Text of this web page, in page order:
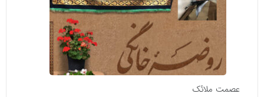
عصمت ملائک